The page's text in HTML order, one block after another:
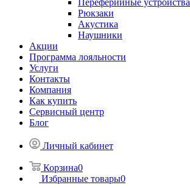
Переферийные устройства
Рюкзаки
Акустика
Наушники
Акции
Программа лояльности
Услуги
Контакты
Компания
Как купить
Сервисный центр
Блог
Личный кабинет
Корзина0
Избранные товары0